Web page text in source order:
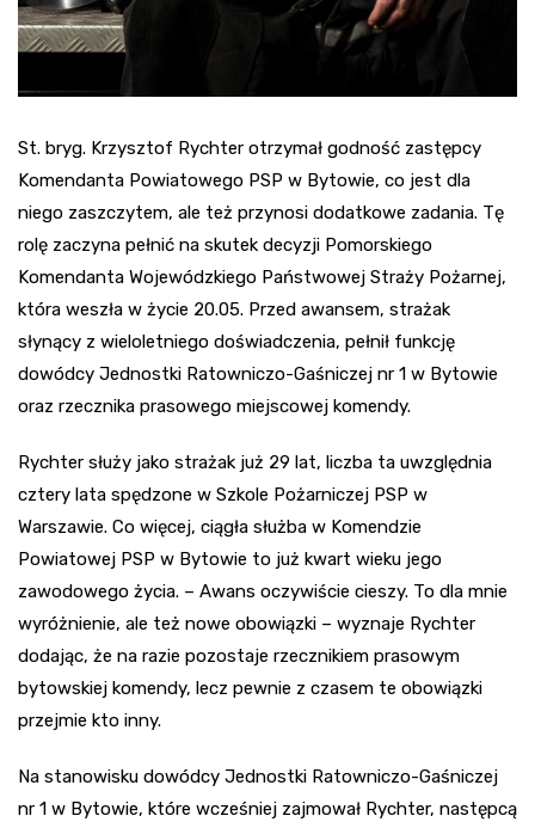
St. bryg. Krzysztof Rychter otrzymał godność zastępcy
Komendanta Powiatowego PSP w Bytowie, co jest dla
niego zaszczytem, ale też przynosi dodatkowe zadania. Tę
rolę zaczyna pełnić na skutek decyzji Pomorskiego
Komendanta Wojewódzkiego Państwowej Straży Pożarnej,
która weszła w życie 20.05. Przed awansem, strażak
słynący z wieloletniego doświadczenia, pełnił funkcję
dowódcy Jednostki Ratowniczo-Gaśniczej nr 1 w Bytowie
oraz rzecznika prasowego miejscowej komendy.
Rychter służy jako strażak już 29 lat, liczba ta uwzględnia
cztery lata spędzone w Szkole Pożarniczej PSP w
Warszawie. Co więcej, ciągła służba w Komendzie
Powiatowej PSP w Bytowie to już kwart wieku jego
zawodowego życia. – Awans oczywiście cieszy. To dla mnie
wyróżnienie, ale też nowe obowiązki – wyznaje Rychter
dodając, że na razie pozostaje rzecznikiem prasowym
bytowskiej komendy, lecz pewnie z czasem te obowiązki
przejmie kto inny.
Na stanowisku dowódcy Jednostki Ratowniczo-Gaśniczej
nr 1 w Bytowie, które wcześniej zajmował Rychter, następcą